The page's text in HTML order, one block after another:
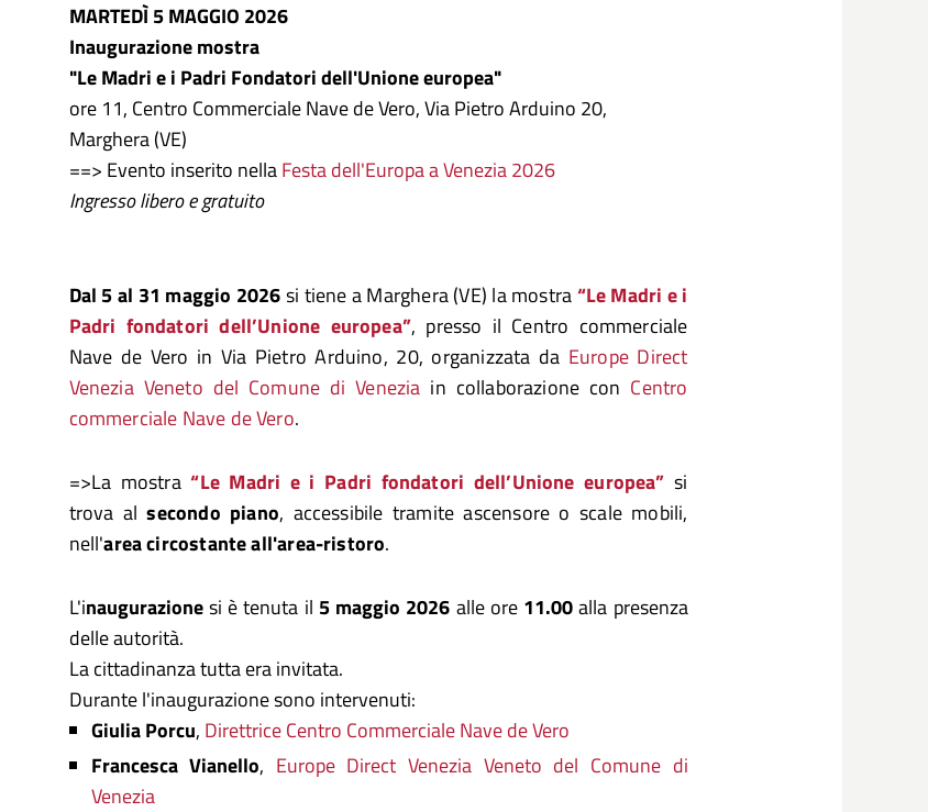
MARTEDÌ 5 MAGGIO 2026
Inaugurazione mostra
"Le Madri e i Padri Fondatori dell'Unione europea"
ore 11, Centro Commerciale Nave de Vero, Via Pietro Arduino 20,
Marghera (VE)
==> Evento inserito nella Festa dell'Europa a Venezia 2026
Ingresso libero e gratuito
Dal 5 al 31 maggio 2026si tiene a Marghera (VE) la mostra“Le Madri e i
Padri fondatori dell’Unione europea”, presso il Centro commerciale
Nave de Vero in Via Pietro Arduino, 20, organizzata da Europe Direct
Venezia Veneto del Comune di Venezia in collaborazione con Centro
commerciale Nave de Vero.
=>La mostra“Le Madri e i Padri fondatori dell’Unione europea” si
trova al secondo piano, accessibile tramite ascensore o scale mobili,
nell'area circostante all'area-ristoro.
L'inaugurazionesi è tenuta il 5 maggio 2026 alle ore 11.00alla presenza
delle autorità.
La cittadinanza tutta era invitata.
Durante l'inaugurazione sono intervenuti:
Giulia Porcu, Direttrice Centro Commerciale Nave de Vero
Francesca Vianello, Europe Direct Venezia Veneto del Comune di
Venezia